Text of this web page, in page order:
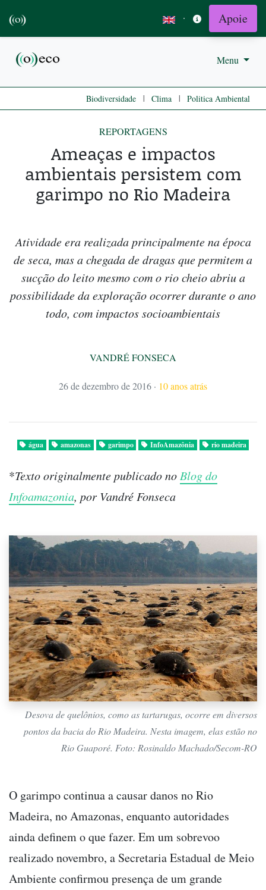
· Apoie
Menu
Biodiversidade | Clima | Politica Ambiental
REPORTAGENS
Ameaças e impactos
ambientais persistem com
garimpo no Rio Madeira
Atividade era realizada principalmente na época
de seca, mas a chegada de dragas que permitem a
sucção do leito mesmo com o rio cheio abriu a
possibilidade da exploração ocorrer durante o ano
todo, com impactos socioambientais
VANDRÉ FONSECA
26 de dezembro de 2016 · 10 anos atrás
água amazonas garimpo InfoAmazônia rio madeira
*Texto originalmente publicado noBlog do
Infoamazonia, por Vandré Fonseca
Desova de quelônios, como as tartarugas, ocorre em diversos
pontos da bacia do Rio Madeira. Nesta imagem, elas estão no
Rio Guaporé. Foto: Rosinaldo Machado/Secom-RO
O garimpo continua a causar danos no Rio
Madeira, no Amazonas, enquanto autoridades
ainda definem o que fazer. Em um sobrevoo
realizado novembro, a Secretaria Estadual de Meio
Ambiente confirmou presença de um grande